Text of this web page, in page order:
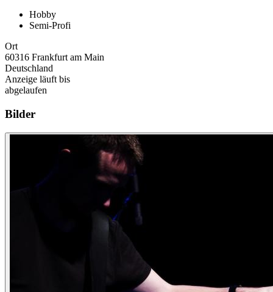
Hobby
Semi-Profi
Ort
60316 Frankfurt am Main
Deutschland
Anzeige läuft bis
abgelaufen
Bilder